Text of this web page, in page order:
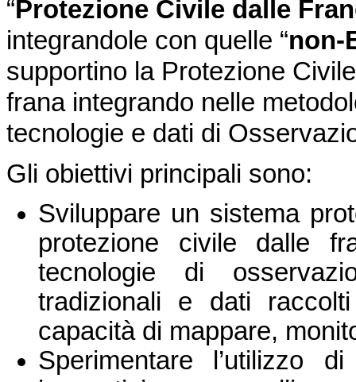
“Protezione Civile dalle
integrandole con quelle “non-
supportino la Protezione
frana integrando nelle
tecnologie e dati di
Gli obiettivi principali sono:
Sviluppare un sistema
protezione civile dalle
tecnologie di
tradizionali e dati
capacità di mappare,
Sperimentare l’utilizzo